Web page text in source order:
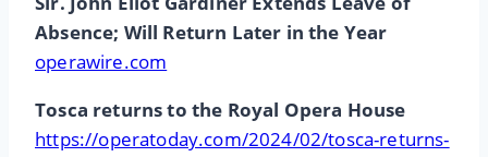
Absence; Will Return Later in the Year
operawire.com
Tosca returns to the Royal Opera House
https://operatoday.com/2024/02/tosca-returns-